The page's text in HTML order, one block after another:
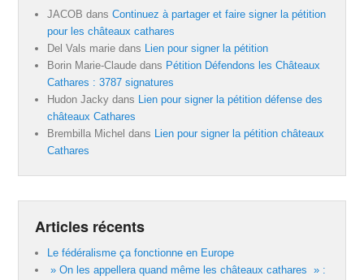
JACOB dansContinuez à partager et faire signer la pétition
pour les châteaux cathares
Del Vals marie dans Lien pour signer la pétition
Borin Marie-Claude dans Pétition Défendons les Châteaux
Cathares : 3787 signatures
Hudon Jacky dans Lien pour signer la pétition défense des
châteaux Cathares
Brembilla Michel dans Lien pour signer la pétition châteaux
Cathares
Articles récents
Le fédéralisme ça fonctionne en Europe
» On les appellera quand même les châteaux cathares » :